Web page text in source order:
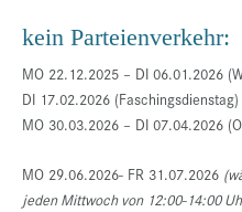
kein Parteienverkehr:
MO 22.12.2025 – DI 06.01.2026
DI 17.02.2026 (Faschingsdienstag)
MO 30.03.2026 – DI 07.04.2026
MO 29.06.2026- FR 31.07.2026
jeden Mittwoch von 12:00-14:00